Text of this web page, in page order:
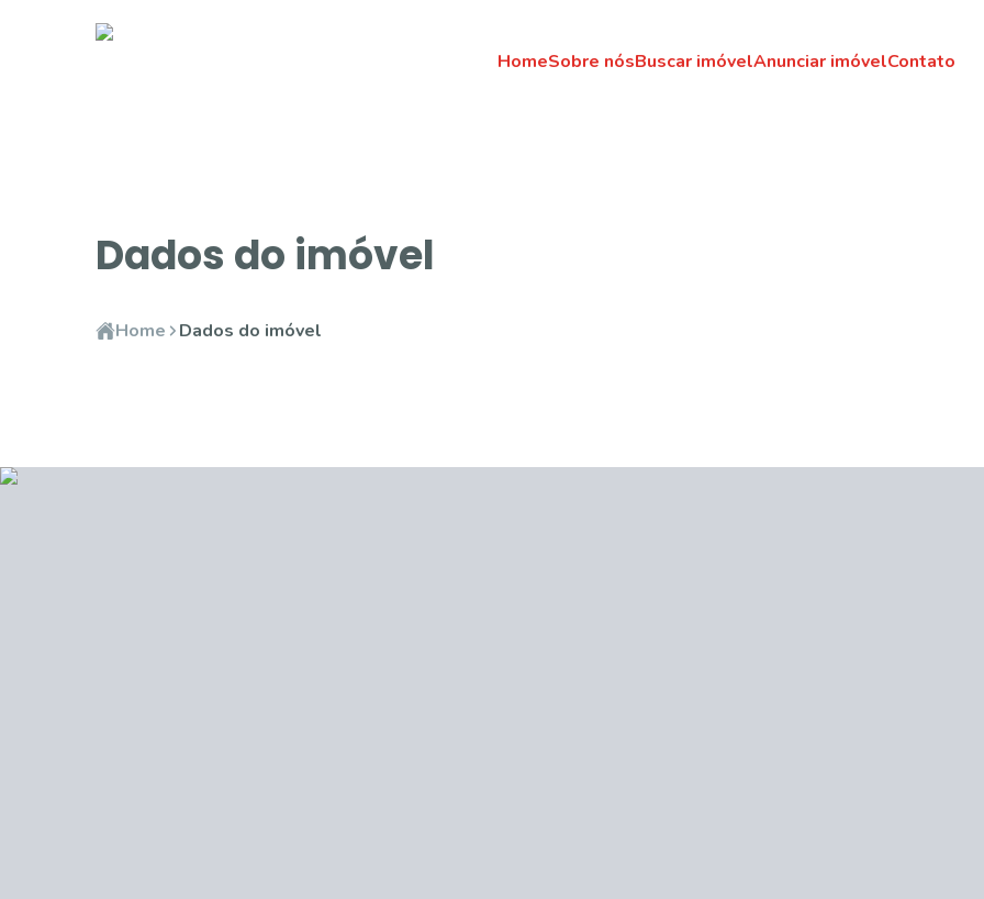
HomeSobre nósBuscar imóvelAnunciar imóvelContato
Dados do imóvel
Home Dados do imóvel